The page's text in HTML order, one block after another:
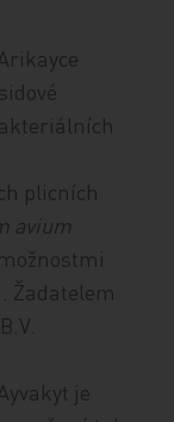
plicních
avium
Žadatelem
je